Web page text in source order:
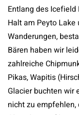
Entlang des
Halt am Peyto
Wanderungen,
Bären haben wir
zahlreiche
Pikas, Wapitis
Glacier buchten wir
nicht zu